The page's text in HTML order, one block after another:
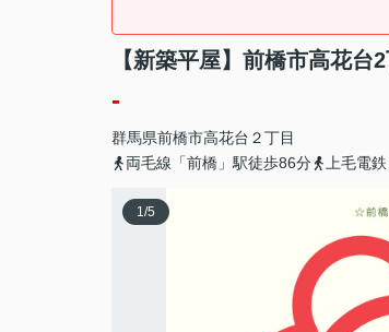
【新築平屋】前橋市高花
-
群馬県前橋市高花台 ２丁目
両毛線「前橋」駅徒歩86分
上毛電
1/5